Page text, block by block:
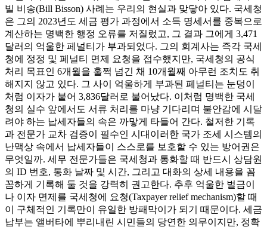
빌 비송(Bill Bisson) 사례는 우리의 현실과 맞닿아 있다. 국세청
은 그의 2023년도 세금 평가 과정에서 소득 명세서를 중복으로
계산하는 명백한 행정 오류를 저질렀고, 그 결과 그에게 3,471
달러의 억울한 페널티가 부과되었다. 그의 회계사는 즉각 국세
청에 정정 및 페널티 면제 요청을 접수했지만, 국세청의 공식
처리 목표인 6개월을 훌쩍 넘긴 채 10개월째 아무런 조치도 취
해지지 않고 있다. 그 사이 억울하게 부과된 페널티는 눈덩이
처럼 이자가 붙어 3,836달러로 불어났다. 이처럼 명백한 국세
청의 실수 앞에서도 서류 처리를 마냥 기다리며 불안감에 시달
려야 하는 납세자들의 속은 까맣게 타들어 간다. 철저한 기록
과 전문가 교차 검증이 필수인 시대이러한 국가 조세 시스템의
난맥상 속에서 납세자들이 스스로를 보호할 수 있는 방어권은
무엇일까. 세무 전문가들은 국세청과 통화할 때 반드시 상담원
의 ID 번호, 통화 날짜 및 시간, 그리고 대화의 상세 내용을 꼼
꼼하게 기록해 둘 것을 강력히 권고한다. 추후 억울한 벌금이
나 이자 면제를 국세청에 요청(Taxpayer relief mechanism)할 때
이 구체적인 기록만이 유일한 방패막이가 되기 때문이다. 세금
납부는 앨버타에 뿌리내린 시민들의 당연한 의무이지만, 정확